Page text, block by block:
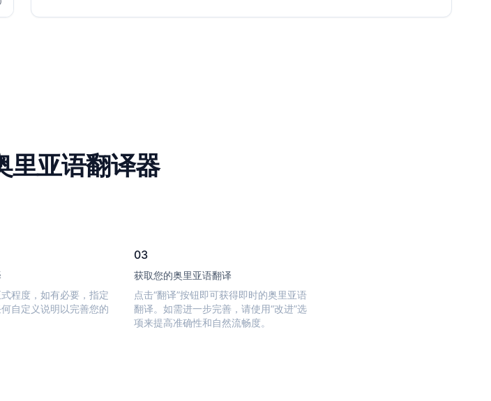
里亚语翻译器
程度，如有必要，指定
自定义说明以完善您的
03
获取您的奥里亚语翻译
点击“翻译”按钮即可获得即时的奥里亚语
翻译。如需进一步完善，请使用“改进”选
项来提高准确性和自然流畅度。